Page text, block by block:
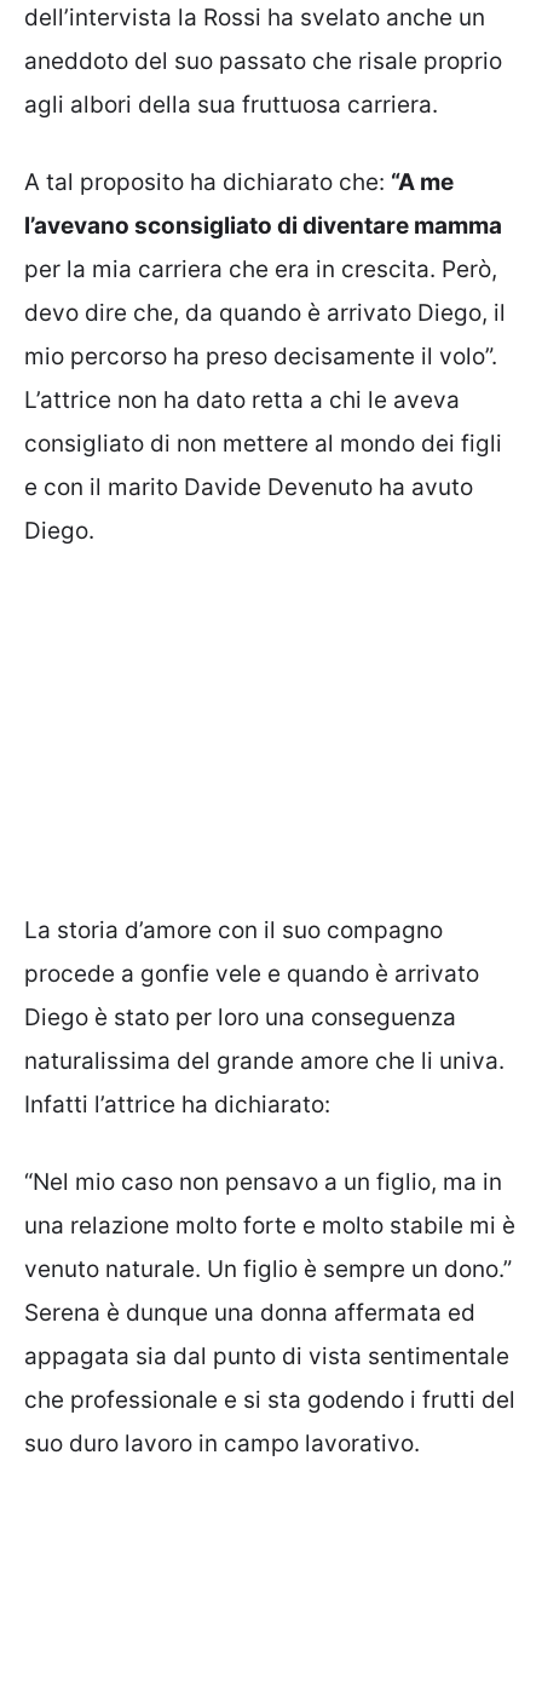
dell’intervista la Rossi ha svelato anche un
aneddoto del suo passato che risale proprio
agli albori della sua fruttuosa carriera.
A tal proposito ha dichiarato che: “A me
l’avevano sconsigliato di diventare mamma
per la mia carriera che era in crescita. Però,
devo dire che, da quando è arrivato Diego, il
mio percorso ha preso decisamente il volo”.
L’attrice non ha dato retta a chi le aveva
consigliato di non mettere al mondo dei figli
e con il marito Davide Devenuto ha avuto
Diego.
La storia d’amore con il suo compagno
procede a gonfie vele e quando è arrivato
Diego è stato per loro una conseguenza
naturalissima del grande amore che li univa.
Infatti l’attrice ha dichiarato:
“Nel mio caso non pensavo a un figlio, ma in
una relazione molto forte e molto stabile mi è
venuto naturale. Un figlio è sempre un dono.”
Serena è dunque una donna affermata ed
appagata sia dal punto di vista sentimentale
che professionale e si sta godendo i frutti del
suo duro lavoro in campo lavorativo.